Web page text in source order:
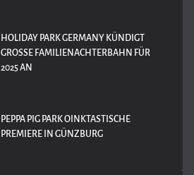
HOLIDAY PARK GERMANY KÜNDIGT
GROSSE FAMILIENACHTERBAHN FÜR 2
025 AN
PEPPA PIG PARK OINKTASTISCHE
PREMIERE IN GÜNZBURG